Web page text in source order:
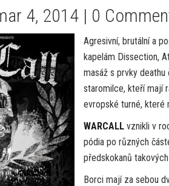
4, 2014 | 0
Agresivní, brutální a
kapelám Dissection,
masáž s prvky
staromilce, kteří mají
evropské turné, které
WARCALL vznikli v
pódia po různých
předskokanů
Borci mají za sebou